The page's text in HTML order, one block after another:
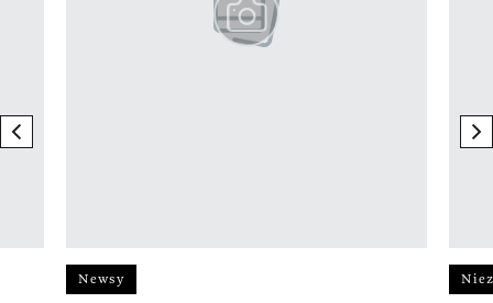
previous element
Newsy